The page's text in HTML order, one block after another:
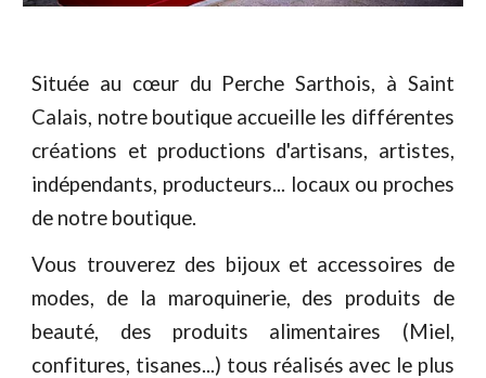
Située au cœur du Perche Sarthois, à Saint
Calais, notre boutique accueille les différentes
créations et productions d'artisans, artistes,
indépendants, producteurs... locaux ou proches
de notre boutique.
Vous trouverez des bijoux et accessoires de
modes, de la maroquinerie, des produits de
beauté, des produits alimentaires (Miel,
confitures, tisanes...) tous réalisés avec le plus